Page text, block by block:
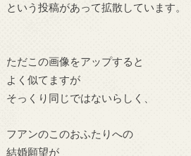
という投稿があって拡散しています。
ただこの画像をアップすると
よく似てますが
そっくり同じではないらしく、
フアンのこのおふたりへの
結婚願望が